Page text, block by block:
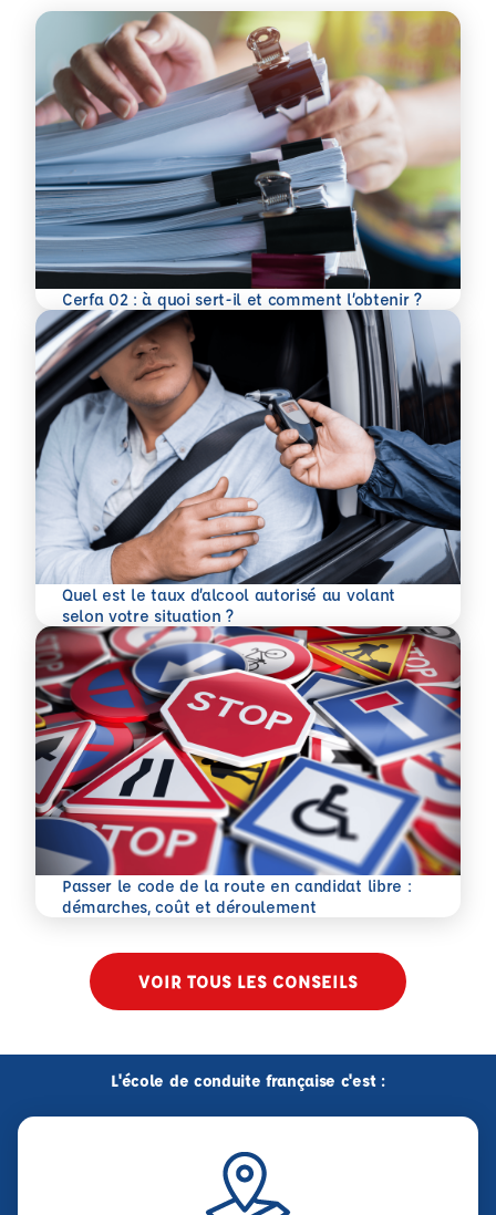
Cerfa 02 : à quoi sert-il et comment l’obtenir ?
En savoir plus
Quel est le taux d’alcool autorisé au volant
selon votre situation ?
En savoir plus
Passer le code de la route en candidat libre :
démarches, coût et déroulement
En savoir plus
VOIR TOUS LES CONSEILS
L'école de conduite française c'est :